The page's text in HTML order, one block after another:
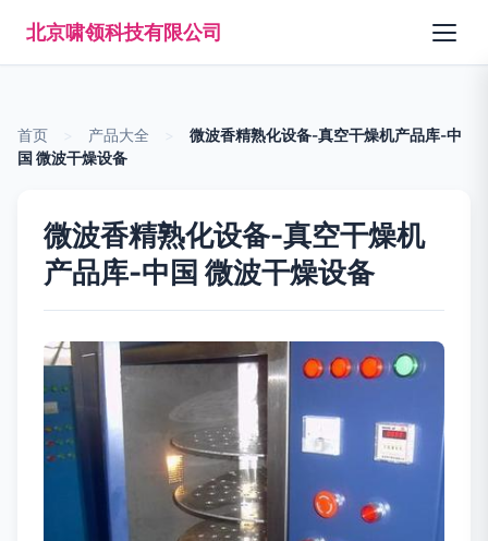
北京啸领科技有限公司
首页 产品大全
微波香精熟化设备-真空干燥机产品库-中
国 微波干燥设备
微波香精熟化设备-真空干燥机
产品库-中国 微波干燥设备